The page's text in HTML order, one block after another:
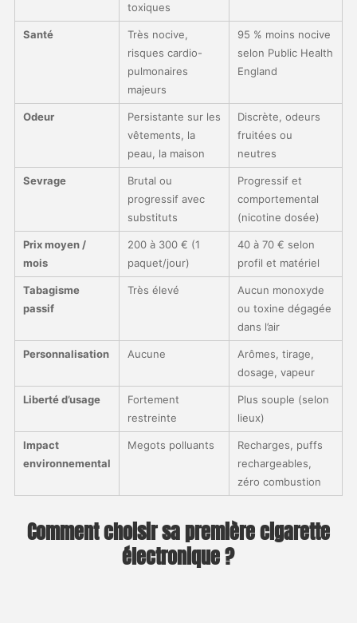
toxiques
Santé
Très nocive,
risques cardio-
pulmonaires
majeurs
95 % moins nocive
selon Public Health
England
Odeur
Persistante sur les
vêtements, la
peau, la maison
Discrète, odeurs
fruitées ou
neutres
Sevrage
Brutal ou
progressif avec
substituts
Progressif et
comportemental
(nicotine dosée)
Prix moyen /
mois
200 à 300 € (1
paquet/jour)
40 à 70 € selon
profil et matériel
Tabagisme
passif
Très élevé
Aucun monoxyde
ou toxine dégagée
dans l’air
Personnalisation Aucune
Arômes, tirage,
dosage, vapeur
Liberté d’usage
Fortement
restreinte
Plus souple (selon
lieux)
Impact
environnemental
Megots polluants
Recharges, puffs
rechargeables,
zéro combustion
Comment choisir sa première cigarette
électronique ?